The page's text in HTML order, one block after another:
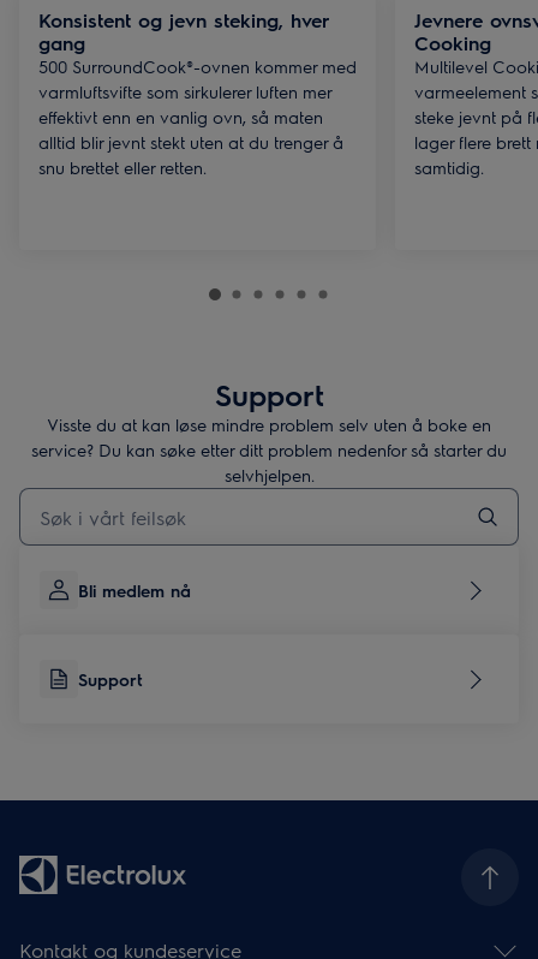
Konsistent og jevn steking, hver
gang
500 SurroundCook®-ovnen kommer med
varmluftsvifte som sirkulerer luften mer
effektivt enn en vanlig ovn, så maten
alltid blir jevnt stekt uten at du trenger å
snu brettet eller retten.
Jevnere
Cooking
Multilevel
varmeelement
steke jevnt på
lager flere
samtidig.
Support
Visste du at kan løse mindre problem selv uten å boke en
service? Du kan søke etter ditt problem nedenfor så starter du
selvhjelpen.
Skriv her for å søke etter supportartikler
Bli medlem nå
Support
Kontakt og kundeservice